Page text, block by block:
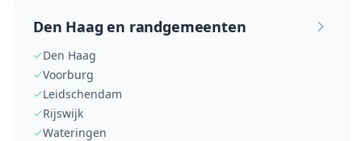
Den Haag en randgemeenten
Den Haag
Voorburg
Leidschendam
Rijswijk
Wateringen